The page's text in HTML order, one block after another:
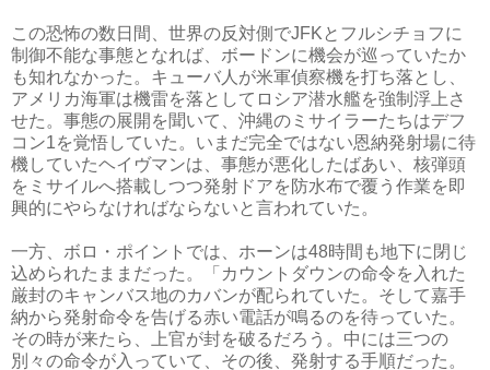
この恐怖の数日間、世界の反対側でJFKとフルシチョフに
制御不能な事態となれば、ボードンに機会が巡っていたか
も知れなかった。キューバ人が米軍偵察機を打ち落とし、
アメリカ海軍は機雷を落としてロシア潜水艦を強制浮上さ
せた。事態の展開を聞いて、沖縄のミサイラーたちはデフ
コン1を覚悟していた。いまだ完全ではない恩納発射場に待
機していたヘイヴマンは、事態が悪化したばあい、核弾頭
をミサイルへ搭載しつつ発射ドアを防水布で覆う作業を即
興的にやらなければならないと言われていた。
一方、ボロ・ポイントでは、ホーンは48時間も地下に閉じ
込められたままだった。「カウントダウンの命令を入れた
厳封のキャンバス地のカバンが配られていた。そして嘉手
納から発射命令を告げる赤い電話が鳴るのを待っていた。
その時が来たら、上官が封を破るだろう。中には三つの
別々の命令が入っていて、その後、発射する手順だった。